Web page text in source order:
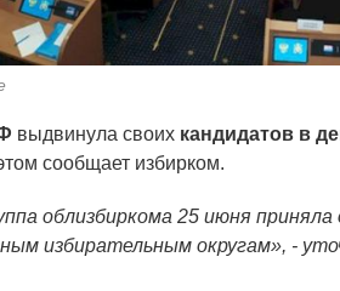
выдвинула своих кандидатов в
сообщает избирком.
облизбиркома 25 июня
избирательным округам», -